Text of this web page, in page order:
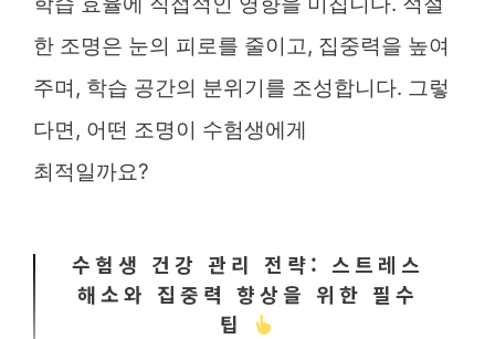
한 조명은 눈의 피로를 줄이고, 집중력을 높여
주며, 학습 공간의 분위기를 조성합니다. 그렇
다면, 어떤 조명이 수험생에게
최적일까요?
수험생 건강 관리 전략: 스트레스
해소와 집중력 향상을 위한 필수
팁